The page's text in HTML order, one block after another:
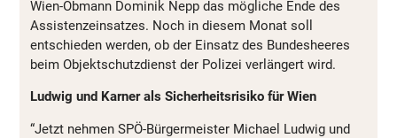
Wien-Obmann Dominik Nepp das mögliche Ende des
Assistenzeinsatzes. Noch in diesem Monat soll
entschieden werden, ob der Einsatz des Bundesheeres
beim Objektschutzdienst der Polizei verlängert wird.
Ludwig und Karner als Sicherheitsrisiko für Wien
“Jetzt nehmen SPÖ-Bürgermeister Michael Ludwig und